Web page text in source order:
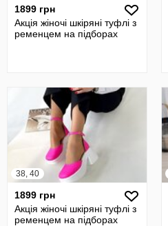
1899 грн
Акція жіночі шкіряні туфлі з
ременцем на підборах
38, 40
1899 грн
Акція жіночі шкіряні туфлі з
ременцем на підборах